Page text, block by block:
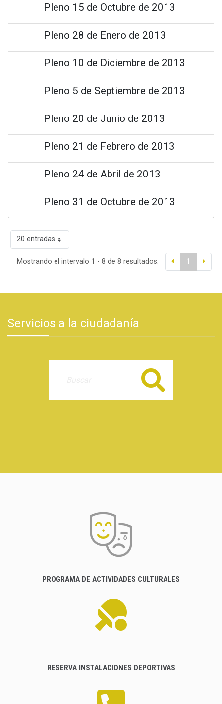
Pleno 15 de Octubre de 2013
Pleno 28 de Enero de 2013
Pleno 10 de Diciembre de 2013
Pleno 5 de Septiembre de 2013
Pleno 20 de Junio de 2013
Pleno 21 de Febrero de 2013
Pleno 24 de Abril de 2013
Pleno 31 de Octubre de 2013
20 entradas
Mostrando el intervalo 1 - 8 de 8 resultados. 1
Servicios a la ciudadanía
Buscar
PROGRAMA DE ACTIVIDADES CULTURALES
RESERVA INSTALACIONES DEPORTIVAS